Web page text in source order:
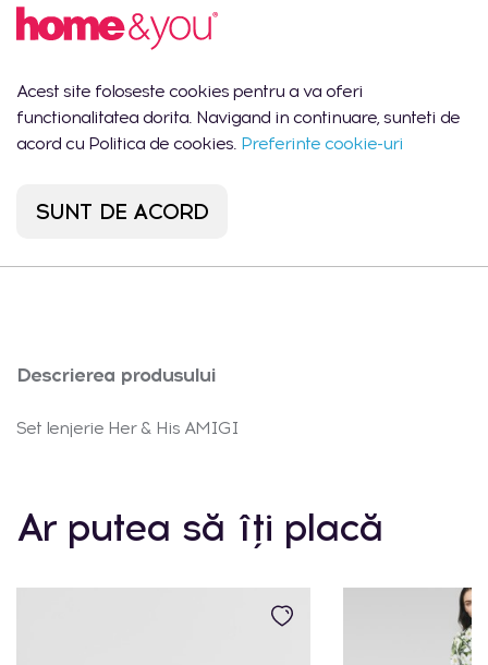
Harta Adresa
Cantitate totala
09:00 -
18:00
Shopping MallDova
Lun-Dum:
Port Mall -
Sadoveanu 42/6
22:00
Descrierea produsului
Set lenjerie Her & His AMIGI
Ar putea să îți placă
Acest site foloseste cookies pentru a va oferi
functionalitatea dorita. Navigand in continuare, sunteti de
acord cu Politica de cookies. Preferinte cookie-uri
SUNT DE ACORD